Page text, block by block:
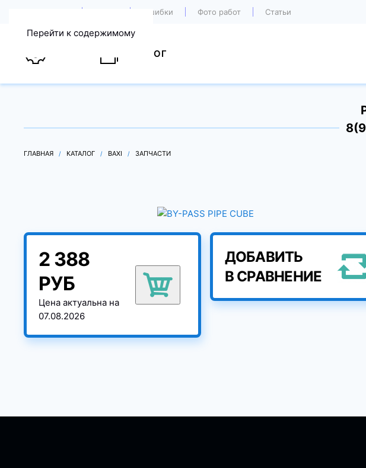
Перейти к содержимому
Ошибки Фото работ Статьи
КАТАЛОГ
ГЛАВНАЯ КАТАЛОГ BAXI ЗАПЧАСТИ
2 388
РУБ
Цена актуальна на
07.08.2026
ДОБАВИТЬ
В СРАВНЕНИЕ